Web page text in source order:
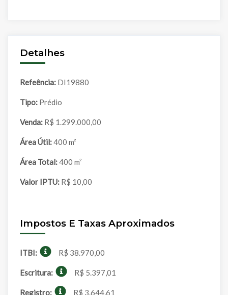
Detalhes
Refeência: DI19880
Tipo: Prédio
Venda: R$ 1.299.000,00
Área Útil: 400 m²
Área Total: 400 m²
Valor IPTU: R$ 10,00
Impostos E Taxas Aproximados
ITBI: R$ 38.970,00
Escritura: R$ 5.397,01
Registro: R$ 3.644,61